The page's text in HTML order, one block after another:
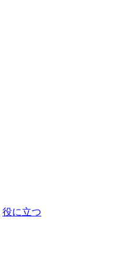
役に立つ